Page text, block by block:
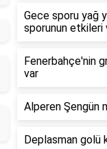
Gece sporu yağ
sporunun etkileri
Fenerbahçe'nin
var
Alperen Şengün
Deplasman golü